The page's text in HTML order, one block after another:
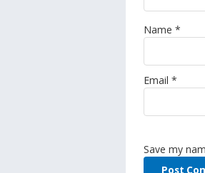
Name *
Email *
Save my